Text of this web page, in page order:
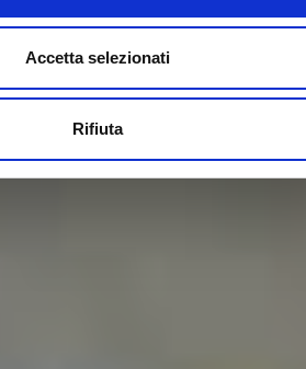
Accetta selezionati
Rifiuta